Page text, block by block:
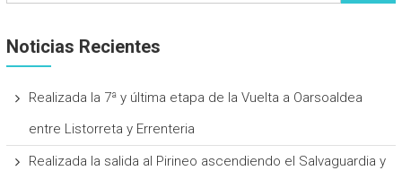
Noticias Recientes
Realizada la 7ª y última etapa de la Vuelta a Oarsoaldea
entre Listorreta y Errenteria
Realizada la salida al Pirineo ascendiendo el Salvaguardia y